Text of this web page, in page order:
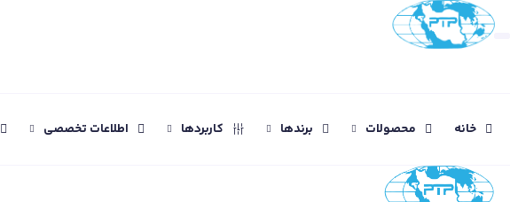
خانه محصولات برندها کاربردها اطلاعات تخصصی